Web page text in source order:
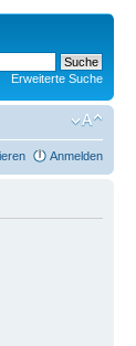
Erweiterte Suche
Anmelden